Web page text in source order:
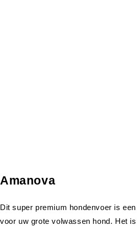
Amanova
Dit super premium hondenvoer is
voor uw grote volwassen hond. Het